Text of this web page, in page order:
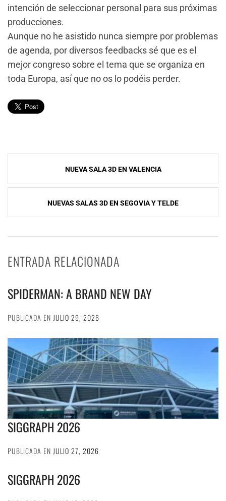
intención de seleccionar personal para sus próximas
producciones.
Aunque no he asistido nunca siempre por problemas
de agenda, por diversos feedbacks sé que es el
mejor congreso sobre el tema que se organiza en
toda Europa, así que no os lo podéis perder.
Navegación
de
entradas
NUEVA SALA 3D EN VALENCIA
NUEVAS SALAS 3D EN SEGOVIA Y TELDE
ENTRADA RELACIONADA
SPIDERMAN: A BRAND NEW DAY
PUBLICADA EN JULIO 29, 2026
SIGGRAPH 2026
PUBLICADA EN JULIO 27, 2026
SIGGRAPH 2026